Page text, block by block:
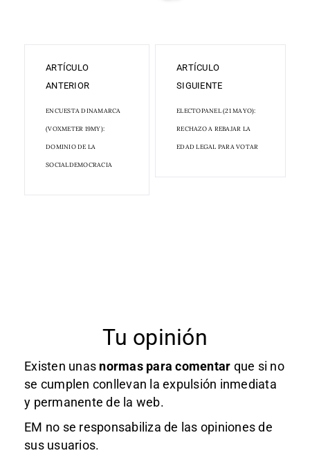
ARTÍCULO
ANTERIOR
ENCUESTA DINAMARCA
(VOXMETER 19MY):
DOMINIO DE LA
SOCIALDEMOCRACIA
ARTÍCULO
SIGUIENTE
ELECTOPANEL (21 MAYO):
RECHAZO A REBAJAR LA
EDAD LEGAL PARA VOTAR
Tu opinión
Existen unas normas para comentar que si no
se cumplen conllevan la expulsión inmediata
y permanente de la web.
EM no se responsabiliza de las opiniones de
sus usuarios.